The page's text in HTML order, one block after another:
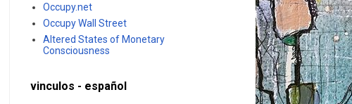
Occupy.net
Occupy Wall Street
Altered States of Monetary
Consciousness
vinculos - español